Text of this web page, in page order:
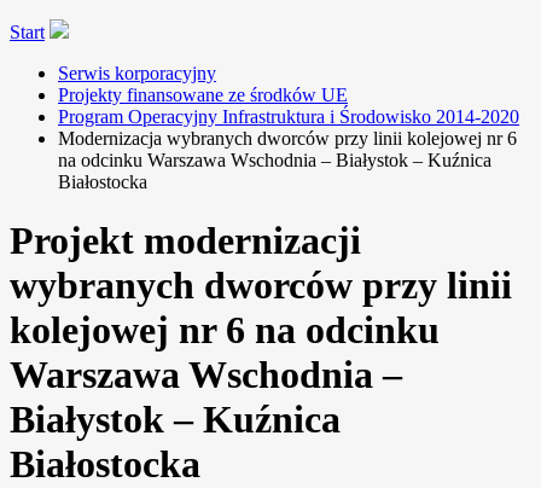
Start
Serwis korporacyjny
Projekty finansowane ze środków UE
Program Operacyjny Infrastruktura i Środowisko 2014-2020
Modernizacja wybranych dworców przy linii kolejowej nr 6
na odcinku Warszawa Wschodnia – Białystok – Kuźnica
Białostocka
Projekt modernizacji
wybranych dworców przy linii
kolejowej nr 6 na odcinku
Warszawa Wschodnia –
Białystok – Kuźnica
Białostocka